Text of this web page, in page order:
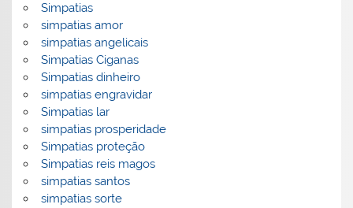
Simpatias
simpatias amor
simpatias angelicais
Simpatias Ciganas
Simpatias dinheiro
simpatias engravidar
Simpatias lar
simpatias prosperidade
Simpatias proteção
Simpatias reis magos
simpatias santos
simpatias sorte